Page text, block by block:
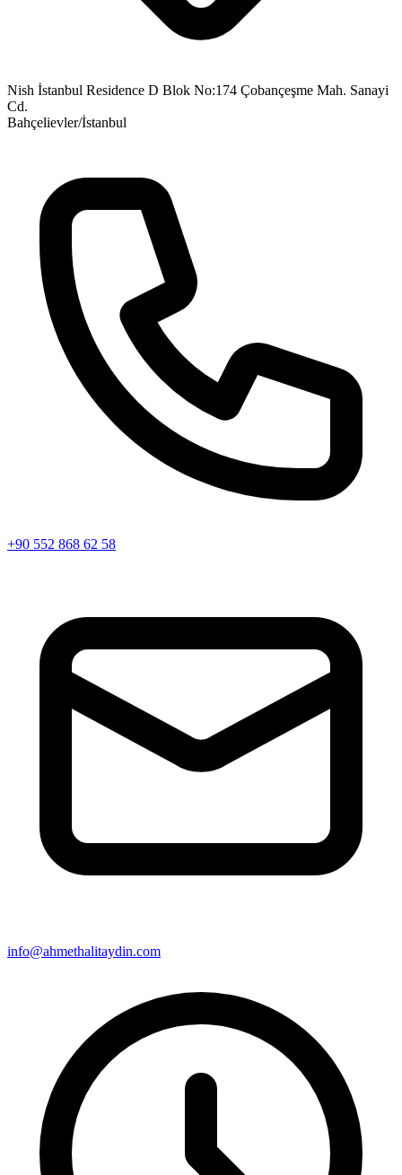
Nish İstanbul Residence D Blok No:174 Çobançeşme Mah. Sanayi
Cd.
Bahçelievler/İstanbul
+90 552 868 62 58
info@ahmethalitaydin.com